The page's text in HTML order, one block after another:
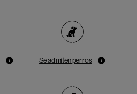
Se admiten perros